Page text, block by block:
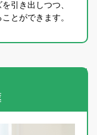
引き出しつつ、
とができます。